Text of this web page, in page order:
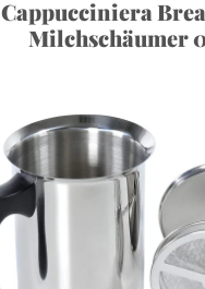
Cappucciniera
Milchschäumer